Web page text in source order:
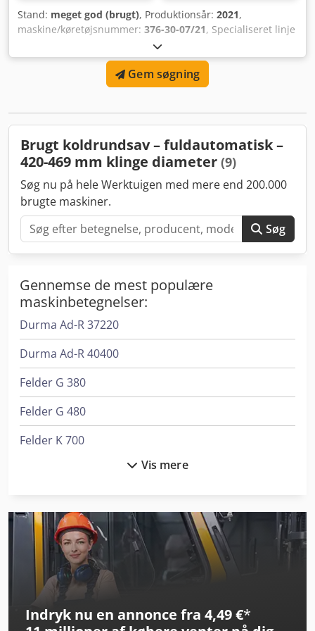
Stand: meget god (brugt), Produktionsår: 2021,
maskine/køretøjsnummer: 376-30-07/21, Specialiseret linje
til skæring af ALU-profiler. 6-akset linje til skæring af lange
alu-profiler. Profilstørrelse: 160x200 mm. Maksimal
skærelængde: 1500 mm, minimal længde: 30 mm.
Maksimal længde på indgående materiale: 6500 mm.
Gem søgning
Brugt koldrundsav – fuldautomatisk –
420-469 mm klinge diameter (9)
Søg nu på hele Werktuigen med mere end 200.000
brugte maskiner.
Søg
Gennemse de mest populære
maskinbetegnelser:
Durma Ad-R 37220
Durma Ad-R 40400
Felder G 380
Felder G 480
Felder K 700
Gildemeister Ctx 420 Linear V6
Gildemeister Nef 320 K
Gildemeister Nef 400
Graule As 450
Vis mere
Indryk nu en annonce fra 4,49 €*